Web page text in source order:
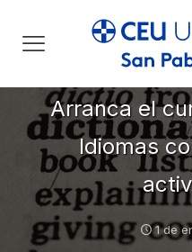
Arranca el
Idiomas
1 de